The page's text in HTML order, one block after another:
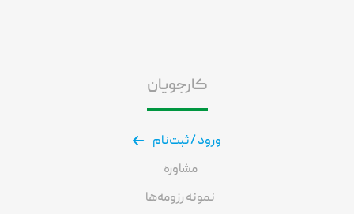
کارجویان
ورود / ثبت‌نام
مشاوره
نمونه رزومه‌ها